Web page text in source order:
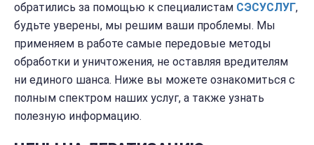
обратились за помощью к специалистам СЭСУСЛУГ,
будьте уверены, мы решим ваши проблемы. Мы
применяем в работе самые передовые методы
обработки и уничтожения, не оставляя вредителям
ни единого шанса. Ниже вы можете ознакомиться с
полным спектром наших услуг, а также узнать
полезную информацию.